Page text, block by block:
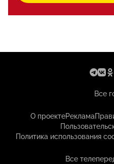
Все
О проектеРеклама
Политика использования
Все